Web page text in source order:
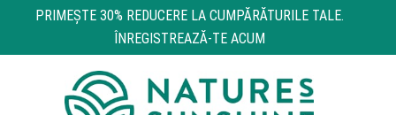
PRIMEŞTE 30% REDUCERE LA CUMPĂRĂTURILE TALE.
ÎNREGISTREAZĂ-TE ACUM